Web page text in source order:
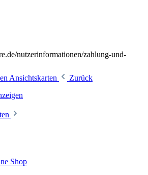
nutzerinformationen/zahlung-und-
Ansichtskarten
Zurück
Shop